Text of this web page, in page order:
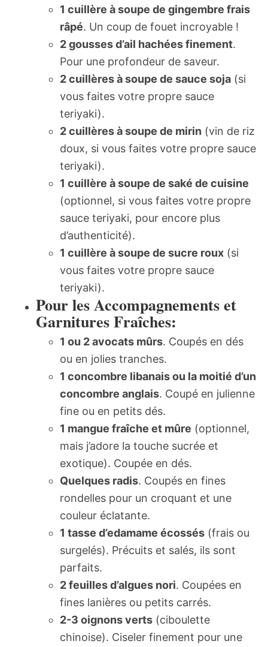
1 cuillère à soupe de gingembre frais
râpé. Un coup de fouet incroyable !
2 gousses d’ail hachées finement.
Pour une profondeur de saveur.
2 cuillères à soupe de sauce soja (si
vous faites votre propre sauce
teriyaki).
2 cuillères à soupe de mirin (vin de riz
doux, si vous faites votre propre sauce
teriyaki).
1 cuillère à soupe de saké de cuisine
(optionnel, si vous faites votre propre
sauce teriyaki, pour encore plus
d’authenticité).
1 cuillère à soupe de sucre roux (si
vous faites votre propre sauce
teriyaki).
Pour les Accompagnements et
Garnitures Fraîches:
1 ou 2 avocats mûrs. Coupés en dés
ou en jolies tranches.
1 concombre libanais ou la moitié d’un
concombre anglais. Coupé en julienne
fine ou en petits dés.
1 mangue fraîche et mûre (optionnel,
mais j’adore la touche sucrée et
exotique). Coupée en dés.
Quelques radis. Coupés en fines
rondelles pour un croquant et une
couleur éclatante.
1 tasse d’edamame écossés (frais ou
surgelés). Précuits et salés, ils sont
parfaits.
2 feuilles d’algues nori. Coupées en
fines lanières ou petits carrés.
2-3 oignons verts (ciboulette
chinoise). Ciseler finement pour une